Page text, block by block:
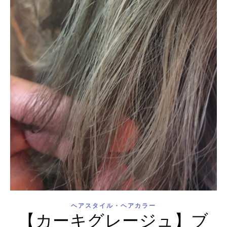
ヘアスタイル・ヘアカラー
【カーキグレージュ】ブ